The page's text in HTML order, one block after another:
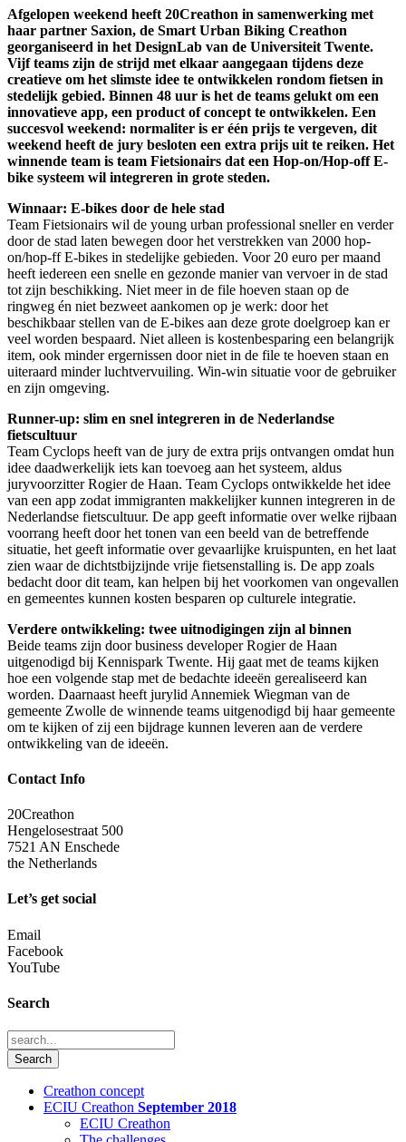
Afgelopen weekend heeft 20Creathon in samenwerking met
haar partner Saxion, de Smart Urban Biking Creathon
georganiseerd in het DesignLab van de Universiteit Twente.
Vijf teams zijn de strijd met elkaar aangegaan tijdens deze
creatieve om het slimste idee te ontwikkelen rondom fietsen in
stedelijk gebied. Binnen 48 uur is het de teams gelukt om een
innovatieve app, een product of concept te ontwikkelen. Een
succesvol weekend: normaliter is er één prijs te vergeven, dit
weekend heeft de jury besloten een extra prijs uit te reiken. Het
winnende team is team Fietsionairs dat een Hop-on/Hop-off E-
bike systeem wil integreren in grote steden.
Winnaar: E-bikes door de hele stad
Team Fietsionairs wil de young urban professional sneller en verder
door de stad laten bewegen door het verstrekken van 2000 hop-
on/hop-ff E-bikes in stedelijke gebieden. Voor 20 euro per maand
heeft iedereen een snelle en gezonde manier van vervoer in de stad
tot zijn beschikking. Niet meer in de file hoeven staan op de
ringweg én niet bezweet aankomen op je werk: door het
beschikbaar stellen van de E-bikes aan deze grote doelgroep kan er
veel worden bespaard. Niet alleen is kostenbesparing een belangrijk
item, ook minder ergernissen door niet in de file te hoeven staan en
uiteraard minder luchtvervuiling. Win-win situatie voor de gebruiker
en zijn omgeving.
Runner-up: slim en snel integreren in de Nederlandse
fietscultuur
Team Cyclops heeft van de jury de extra prijs ontvangen omdat hun
idee daadwerkelijk iets kan toevoeg aan het systeem, aldus
juryvoorzitter Rogier de Haan. Team Cyclops ontwikkelde het idee
van een app zodat immigranten makkelijker kunnen integreren in de
Nederlandse fietscultuur. De app geeft informatie over welke rijbaan
voorrang heeft door het tonen van een beeld van de betreffende
situatie, het geeft informatie over gevaarlijke kruispunten, en het laat
zien waar de dichtstbijzijnde vrije fietsenstalling is. De app zoals
bedacht door dit team, kan helpen bij het voorkomen van ongevallen
en gemeentes kunnen kosten besparen op culturele integratie.
Verdere ontwikkeling: twee uitnodigingen zijn al binnen
Beide teams zijn door business developer Rogier de Haan
uitgenodigd bij Kennispark Twente. Hij gaat met de teams kijken
hoe een volgende stap met de bedachte ideeën gerealiseerd kan
worden. Daarnaast heeft jurylid Annemiek Wiegman van de
gemeente Zwolle de winnende teams uitgenodigd bij haar gemeente
om te kijken of zij een bijdrage kunnen leveren aan de verdere
ontwikkeling van de ideeën.
Contact Info
20Creathon
Hengelosestraat 500
7521 AN Enschede
the Netherlands
Let’s get social
Email
Facebook
YouTube
Search
Creathon concept
ECIU Creathon September 2018
ECIU Creathon